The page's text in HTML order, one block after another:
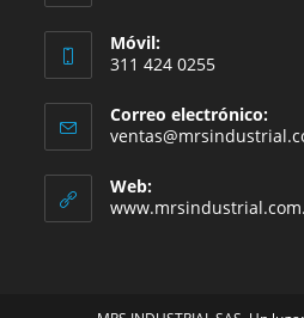
Móvil:
311 424 0255
Correo electrónico:
Web: